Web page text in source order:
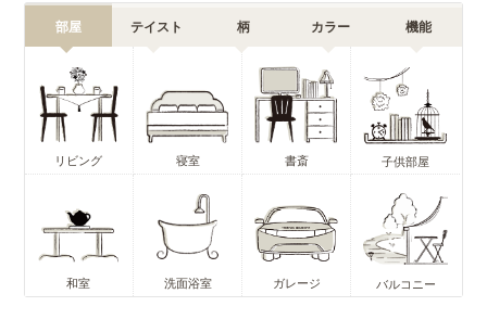
部屋 テイスト 柄 カラー 機能
リビング 寝室 書斎 子供部屋
和室 洗面浴室 ガレージ バルコニー